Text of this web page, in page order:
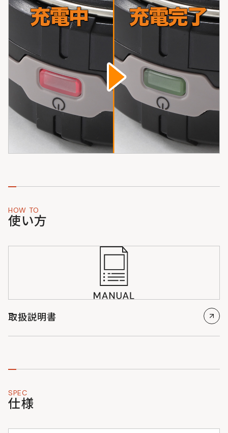
HOW TO
使い方
取扱説明書
SPEC
仕様